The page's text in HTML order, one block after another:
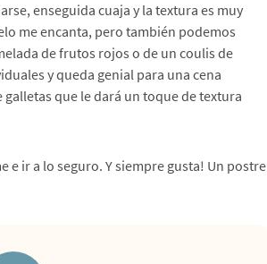
enseguida cuaja y la textura es muy
me encanta, pero también podemos
de frutos rojos o de un coulis de
y queda genial para una cena
que le dará un toque de textura
e ir a lo seguro. Y siempre gusta! Un postre